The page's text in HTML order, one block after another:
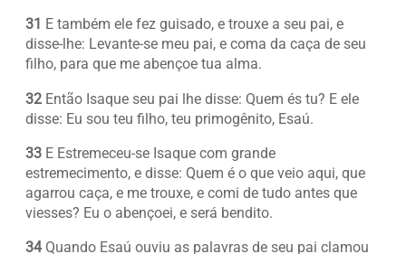
31 E também ele fez guisado, e trouxe a seu pai, e
disse-lhe: Levante-se meu pai, e coma da caça de seu
filho, para que me abençoe tua alma.
32 Então Isaque seu pai lhe disse: Quem és tu? E ele
disse: Eu sou teu filho, teu primogênito, Esaú.
33 E Estremeceu-se Isaque com grande
estremecimento, e disse: Quem é o que veio aqui, que
agarrou caça, e me trouxe, e comi de tudo antes que
viesses? Eu o abençoei, e será bendito.
34Quando Esaú ouviu as palavras de seu pai clamou